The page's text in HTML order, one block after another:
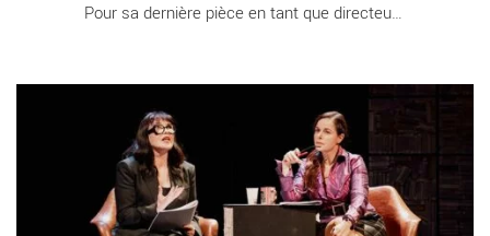
Pour sa dernière pièce en tant que directeur [...]
Jacques Vincey adapte à la scène « La Fin du courage » de
Cynthia Fleury - Critique sortie Théâtre Paris THEATRE DE